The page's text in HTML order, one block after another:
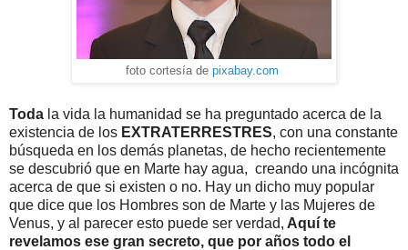
foto cortesía de pixabay.com
Toda la vida la humanidad se ha preguntado acerca de la
existencia de los EXTRATERRESTRES, con una constante
búsqueda en los demás planetas, de hecho recientemente
se descubrió que en Marte hay agua, creando una incógnita
acerca de que si existen o no. Hay un dicho muy popular
que dice que los Hombres son de Marte y las Mujeres de
Venus, y al parecer esto puede ser verdad, Aquí te
revelamos ese gran secreto, que por años todo el